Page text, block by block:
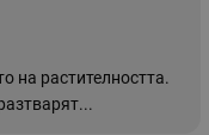
на растителността.